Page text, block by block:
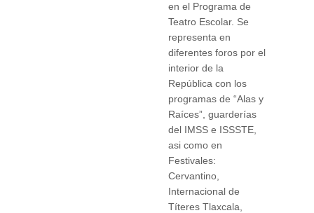
en el Programa de
Teatro Escolar. Se
representa en
diferentes foros por el
interior de la
República con los
programas de “Alas y
Raíces”, guarderías
del IMSS e ISSSTE,
asi como en
Festivales:
Cervantino,
Internacional de
Títeres Tlaxcala,